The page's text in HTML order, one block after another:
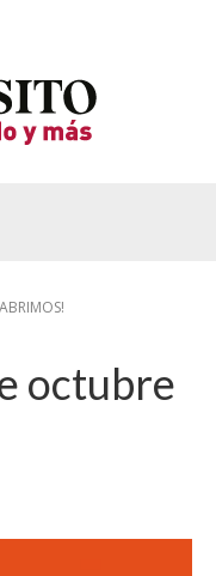
octubre